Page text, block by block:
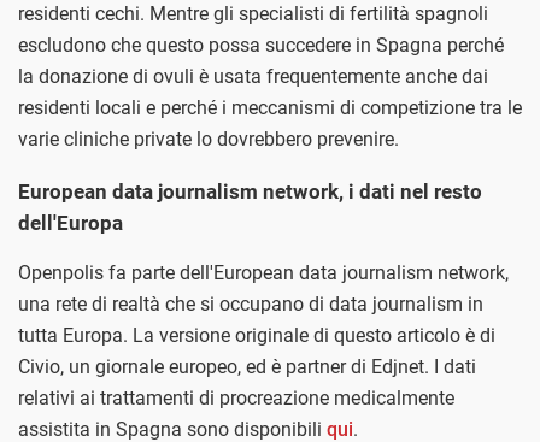
residenti cechi. Mentre gli specialisti di fertilità spagnoli
escludono che questo possa succedere in Spagna perché
la donazione di ovuli è usata frequentemente anche dai
residenti locali e perché i meccanismi di competizione tra le
varie cliniche private lo dovrebbero prevenire.
European data journalism network, i dati nel resto
dell'Europa
Openpolis fa parte dell'European data journalism network,
una rete di realtà che si occupano di data journalism in
tutta Europa. La versione originale di questo articolo è di
Civio, un giornale europeo, ed è partner di Edjnet. I dati
relativi ai trattamenti di procreazione medicalmente
assistita in Spagna sono disponibili qui.